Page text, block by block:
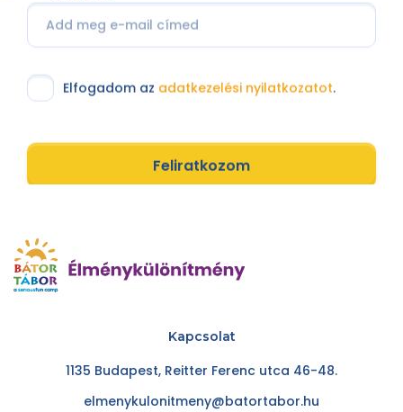
Elfogadom az adatkezelési nyilatkozatot.
Feliratkozom
Kapcsolat
1135 Budapest, Reitter Ferenc utca 46-48.
elmenykulonitmeny@batortabor.hu